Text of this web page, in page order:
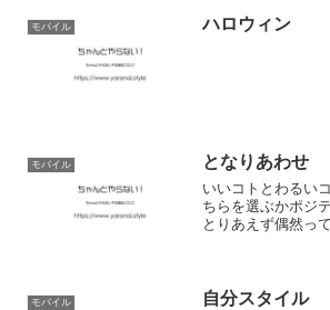
モバイル ハロウィン
モバイル となりあわせ
いいコトとわるい
ちらを選ぶかポジ
とりあえず偶然っ
普段通りの行動の
偶然出会った人タ
モバイル 自分スタイル